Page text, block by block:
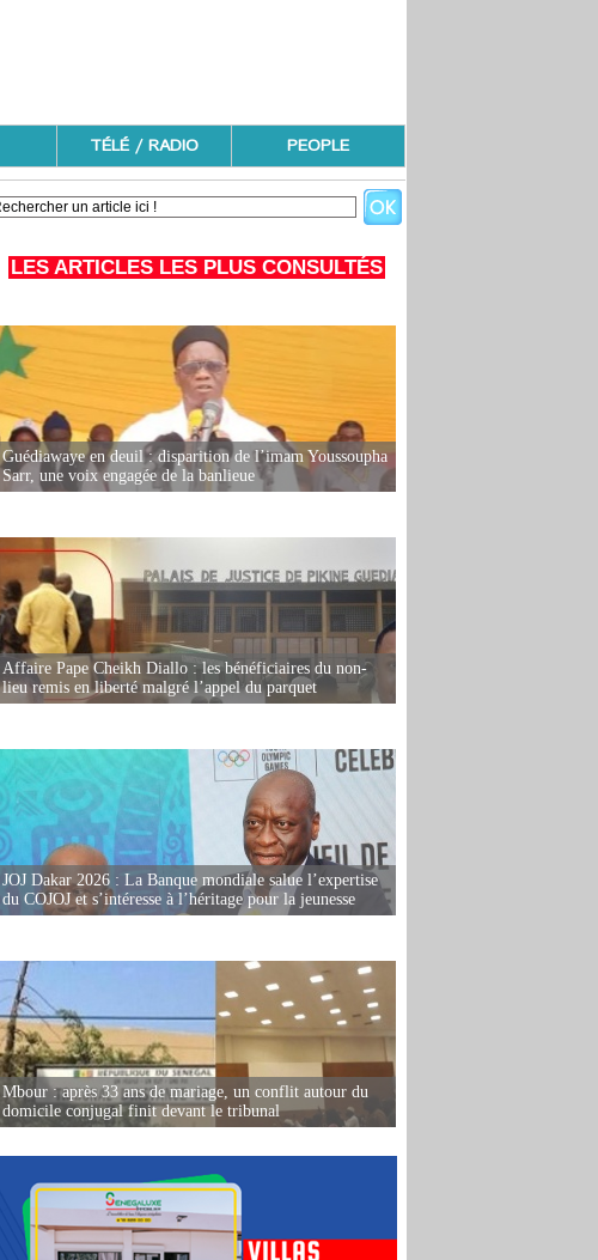
TÉLÉ / RADIO PEOPLE
LES ARTICLES LES PLUS CONSULTÉS
Guédiawaye en deuil : disparition de l’imam Youssoupha
Sarr, une voix engagée de la banlieue
Affaire Pape Cheikh Diallo : les bénéficiaires du non-
lieu remis en liberté malgré l’appel du parquet
JOJ Dakar 2026 : La Banque mondiale salue l’expertise
du COJOJ et s’intéresse à l’héritage pour la jeunesse
Mbour : après 33 ans de mariage, un conflit autour du
domicile conjugal finit devant le tribunal